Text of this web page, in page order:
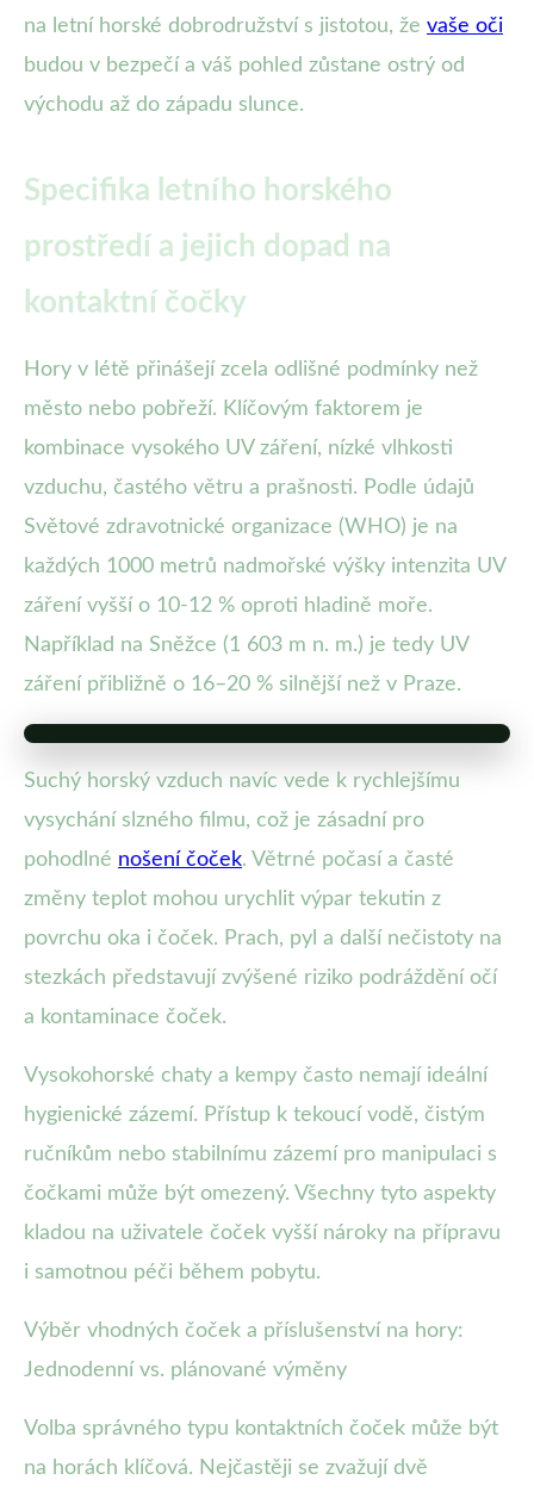
na letní horské dobrodružství s jistotou, že vaše oči
budou v bezpečí a váš pohled zůstane ostrý od
východu až do západu slunce.
Specifika letního horského
prostředí a jejich dopad na
kontaktní čočky
Hory v létě přinášejí zcela odlišné podmínky než
město nebo pobřeží. Klíčovým faktorem je
kombinace vysokého UV záření, nízké vlhkosti
vzduchu, častého větru a prašnosti. Podle údajů
Světové zdravotnické organizace (WHO) je na
každých 1000 metrů nadmořské výšky intenzita UV
záření vyšší o 10-12 % oproti hladině moře.
Například na Sněžce (1 603 m n. m.) je tedy UV
záření přibližně o 16–20 % silnější než v Praze.
Suchý horský vzduch navíc vede k rychlejšímu
vysychání slzného filmu, což je zásadní pro
pohodlné nošení čoček. Větrné počasí a časté
změny teplot mohou urychlit výpar tekutin z
povrchu oka i čoček. Prach, pyl a další nečistoty na
stezkách představují zvýšené riziko podráždění očí
a kontaminace čoček.
Vysokohorské chaty a kempy často nemají ideální
hygienické zázemí. Přístup k tekoucí vodě, čistým
ručníkům nebo stabilnímu zázemí pro manipulaci s
čočkami může být omezený. Všechny tyto aspekty
kladou na uživatele čoček vyšší nároky na přípravu
i samotnou péči během pobytu.
Výběr vhodných čoček a příslušenství na hory:
Jednodenní vs. plánované výměny
Volba správného typu kontaktních čoček může být
na horách klíčová. Nejčastěji se zvažují dvě